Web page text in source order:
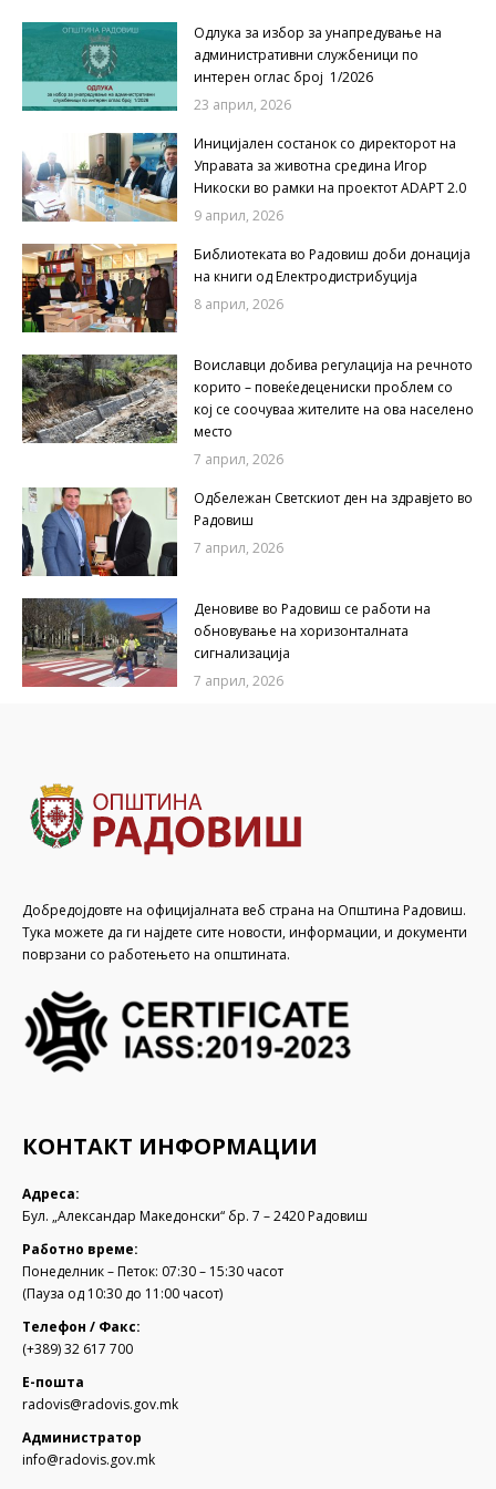
Одлука за избор за унапредување на
административни службеници по
интерен оглас број 1/2026
23 април, 2026
Иницијален состанок со директорот на
Управата за животна средина Игор
Никоски во рамки на проектот ADAPT 2.0
9 април, 2026
Библиотеката во Радовиш доби донација
на книги од Електродистрибуција
8 април, 2026
Воиславци добива регулација на речното
корито – повеќедецениски проблем со
кој се соочуваа жителите на ова населено
место
7 април, 2026
Одбележан Светскиот ден на здравјето во
Радовиш
7 април, 2026
Деновиве во Радовиш се работи на
обновување на хоризонталната
сигнализација
7 април, 2026
Добредојдовте на официјалната веб страна на Општина Радовиш.
Тука можете да ги најдете сите новости, информации, и документи
поврзани со работењето на општината.
КОНТАКТ ИНФОРМАЦИИ
Адреса:
Бул. „Александар Македонски“ бр. 7 – 2420 Радовиш
Работно време:
Понеделник – Петок: 07:30 – 15:30 часот
(Пауза од 10:30 до 11:00 часот)
Телефон / Факс:
(+389) 32 617 700
Е-пошта
radovis@radovis.gov.mk
Администратор
info@radovis.gov.mk